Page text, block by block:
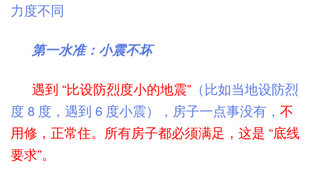
力度不同
第一水准：小震不坏
遇到 “比设防烈度小的地震” （比如当地设防烈
度 8 度，遇到 6 度小震），房子一点事没有， 不
用修，正常住。 所有房子都必须满足，这是 “底线
要求”。